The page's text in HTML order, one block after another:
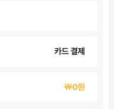
카드 결제
￦0원